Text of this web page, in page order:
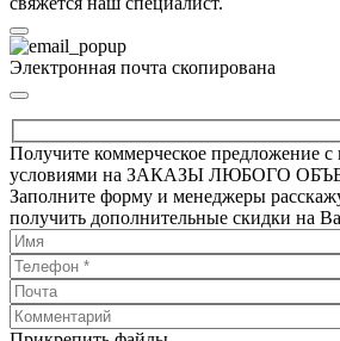
Электронная почта скопирована
Получите коммерческое предложение
условиями на ЗАКАЗЫ ЛЮБОГО
Заполните форму и менеджеры
получить дополнительные скидки на